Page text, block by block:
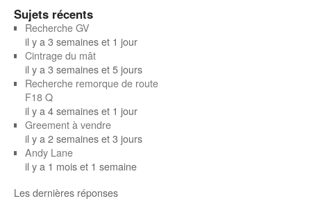
Sujets récents
Recherche GV
il y a 3 semaines et 1 jour
Cintrage du mât
il y a 3 semaines et 5 jours
Recherche remorque de route
F18 Q
il y a 4 semaines et 1 jour
Greement à vendre
il y a 2 semaines et 3 jours
Andy Lane
il y a 1 mois et 1 semaine
Les dernières réponses